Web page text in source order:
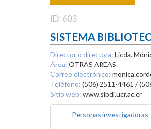
ID: 603
SISTEMA
Director o directora: Licda.
Área: OTRAS AREAS
Correo electrónico:
Teléfono: (506) 2511-4461 /
Sitio web: www.sibdi.ucr.ac.cr
Personas investigadoras